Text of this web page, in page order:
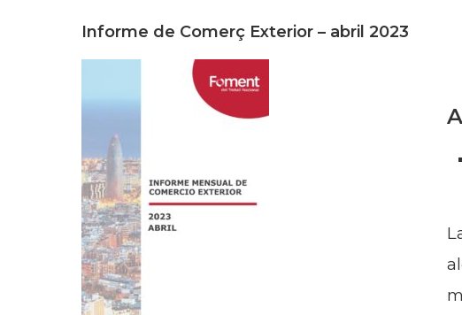
Informe de Comerç Exterior – abril 2023